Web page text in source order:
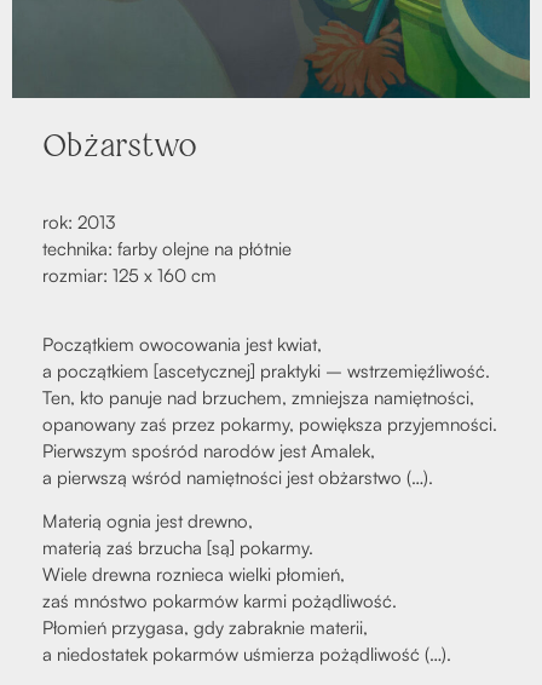
Obżar­stwo
rok: 2013
tech­ni­ka: far­by olej­ne na płót­nie
roz­miar: 125 x 160 cm
Począt­kiem owo­co­wa­nia jest kwiat,
a począt­kiem [asce­tycz­nej] prak­ty­ki – wstrze­mięź­li­wość.
Ten, kto panu­je nad brzu­chem, zmniej­sza namięt­no­ści,
opa­no­wa­ny zaś przez pokar­my, powięk­sza przy­jem­no­ści.
Pierw­szym spo­śród naro­dów jest Ama­lek,
a pierw­szą wśród namięt­no­ści jest obżar­stwo (…).
Mate­rią ognia jest drew­no,
mate­rią zaś brzu­cha [są] pokar­my.
Wie­le drew­na roz­nie­ca wiel­ki pło­mień,
zaś mnó­stwo pokar­mów kar­mi pożą­dli­wość.
Pło­mień przy­ga­sa, gdy zabrak­nie mate­rii,
a nie­do­sta­tek pokar­mów uśmie­rza pożą­dli­wość (…).